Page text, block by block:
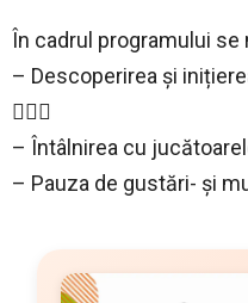
În cadrul programului se
– Descoperirea și
🙆🏻‍♀️
– Întâlnirea cu
– Pauza de gustări- și